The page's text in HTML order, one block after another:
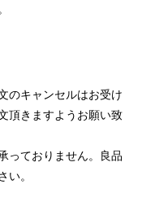
のキャンセルはお受け
頂きますようお願い致
っておりません。良品
い。